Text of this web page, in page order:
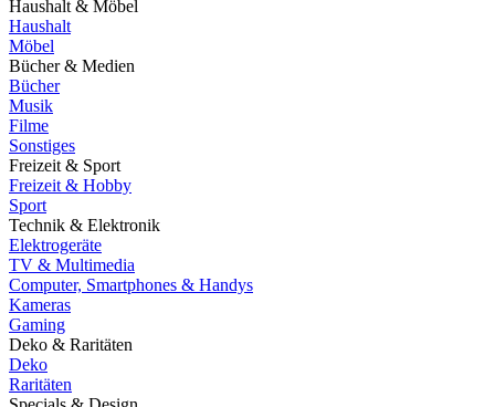
Haushalt & Möbel
Haushalt
Möbel
Bücher & Medien
Bücher
Musik
Filme
Sonstiges
Freizeit & Sport
Freizeit & Hobby
Sport
Technik & Elektronik
Elektrogeräte
TV & Multimedia
Computer, Smartphones & Handys
Kameras
Gaming
Deko & Raritäten
Deko
Raritäten